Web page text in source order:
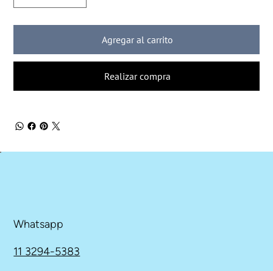
Agregar al carrito
Realizar compra
Whatsapp
11 3294-5383